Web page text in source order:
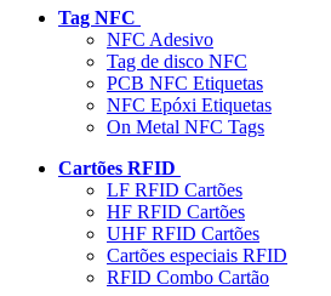
Tag NFC
NFC Adesivo
Tag de disco NFC
PCB NFC Etiquetas
NFC Epóxi Etiquetas
On Metal NFC Tags
Cartões RFID
LF RFID Cartões
HF RFID Cartões
UHF RFID Cartões
Cartões especiais RFID
RFID Combo Cartão